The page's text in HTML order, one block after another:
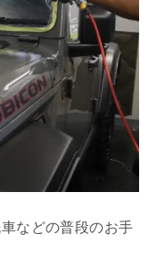
などの普段のお手